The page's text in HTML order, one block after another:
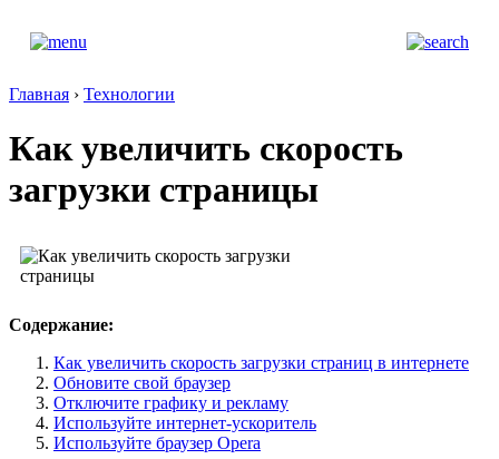
Главная › Технологии
Как увеличить скорость
загрузки страницы
Содержание:
Как увеличить скорость загрузки страниц в интернете
Обновите свой браузер
Отключите графику и рекламу
Используйте интернет-ускоритель
Используйте браузер Opera